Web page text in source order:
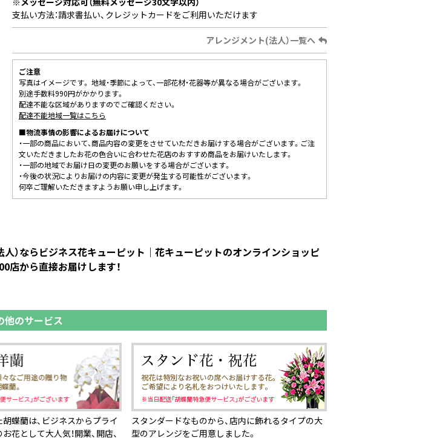
支払い方法：請求書払い、クレジットカードをご利用いただけます
アレンジメント(法人）一覧へ
ご注意
写真はイメージです。 地域・季節によって、一部花材・花器等が異なる場合がございます。
別途手数料990円がかかります。
配達不能な区域がありますのでご確認ください。
配達不能地域一覧はこちら
■物流事情の影響によるお届けについて
・一部の商品において、商品内容の変更をさせていただきお届けする場合がございます。ご注
文いただきましたお花の色合いに合わせた花店のおすすめ商品をお届けいたします。
・一部の地域でお届け日の変更のお願いをする場合がございます。
・今後の状況によりお届けの内容に変更が発生する可能性がございます。
何卒ご理解いただきますようお願い申し上げます。
）ならビジネス花キューピット｜花キューピットのオンラインショッピ
店から直接お届けします！
他のサービス
蝶蘭は、ビジネスからプライ
花として大人気！開業、開店、
スタンダードなものから、店内に飾れるタイプの大
型のアレンジをご用意しました。